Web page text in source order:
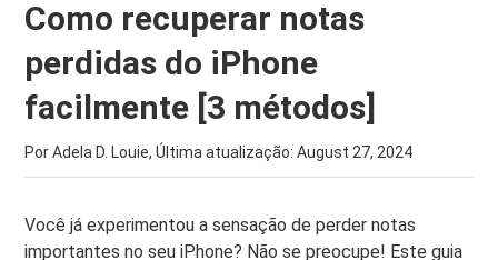
Como recuperar notas
perdidas do iPhone
facilmente [3 métodos]
Por Adela D. Louie, Última atualização:August 27, 2024
Você já experimentou a sensação de perder notas
importantes no seu iPhone? Não se preocupe! Este guia